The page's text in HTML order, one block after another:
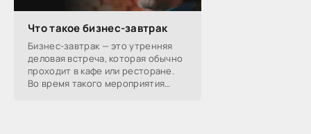
Что такое бизнес-завтрак
Бизнес-завтрак — это утренняя
деловая встреча, которая обычно
проходит в кафе или ресторане.
Во время такого мероприятия